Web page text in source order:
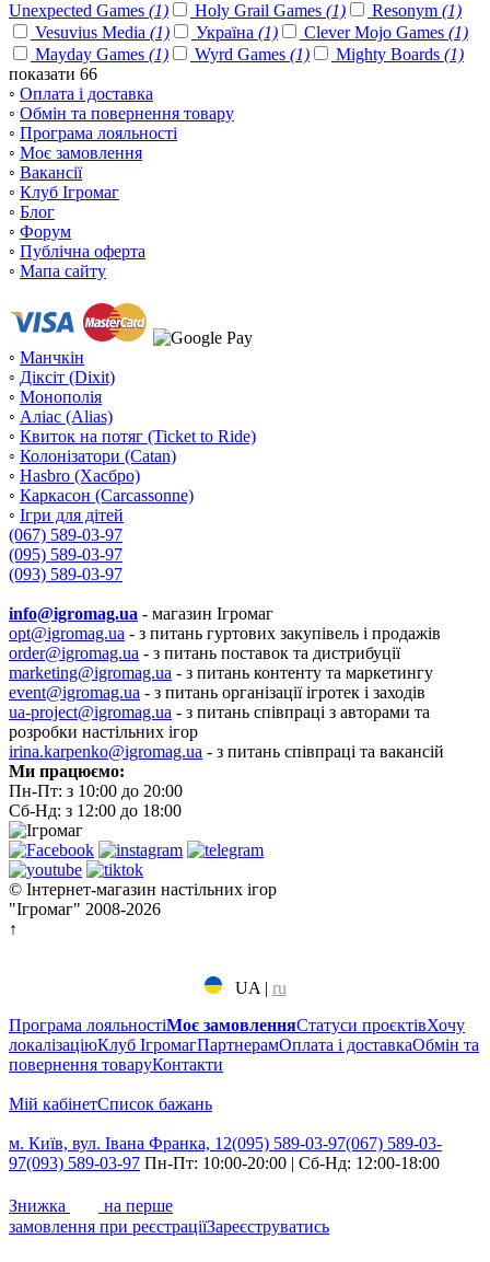
Unexpected Games (1) Holy Grail Games (1) Resonym (1)
Vesuvius Media (1) Україна (1) Clever Mojo Games (1)
Mayday Games (1) Wyrd Games (1) Mighty Boards (1)
показати 66
◦ Оплата і доставка
◦ Обмін та повернення товару
◦ Програма лояльності
◦ Моє замовлення
◦ Вакансії
◦ Клуб Ігромаг
◦ Блог
◦ Форум
◦ Публічна оферта
◦ Мапа сайту
◦ Манчкін
◦ Діксіт (Dixit)
◦ Монополія
◦ Аліас (Alias)
◦ Квиток на потяг (Ticket to Ride)
◦ Колонізатори (Catan)
◦ Hasbro (Хасбро)
◦ Каркасон (Carcassonne)
◦ Ігри для дітей
(067) 589-03-97
(095) 589-03-97
(093) 589-03-97
info@igromag.ua - магазин Ігромаг
opt@igromag.ua - з питань гуртових закупівель і продажів
order@igromag.ua - з питань поставок та дистрибуції
marketing@igromag.ua - з питань контенту та маркетингу
event@igromag.ua - з питань організації ігротек і заходів
ua-project@igromag.ua - з питань співпраці з авторами та
розробки настільних ігор
irina.karpenko@igromag.ua - з питань співпраці та вакансій
Ми працюємо:
Пн-Пт: з 10:00 до 20:00
Сб-Нд: з 12:00 до 18:00
© Інтернет-магазин настільних ігор
"Ігромаг" 2008-2026
↑
UA | ru
Програма лояльностіМоє замовленняСтатуси проєктівХочу
локалізаціюКлуб ІгромагПартнерамОплата і доставкаОбмін та
повернення товаруКонтакти
Мій кабінетCписок бажань
м. Київ, вул. Івана Франка, 12(095) 589-03-97(067) 589-03-
97(093) 589-03-97 Пн-Пт: 10:00-20:00 | Сб-Нд: 12:00-18:00
Знижка
на перше
замовлення при реєстраціїЗареєструватись